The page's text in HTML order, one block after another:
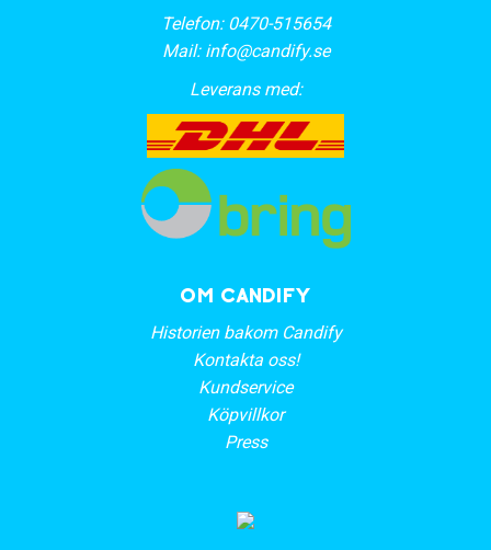
Telefon: 0470-515654
Mail: info@candify.se
Leverans med:
OM CANDIFY
Historien bakom Candify
Kontakta oss!
Kundservice
Köpvillkor
Press